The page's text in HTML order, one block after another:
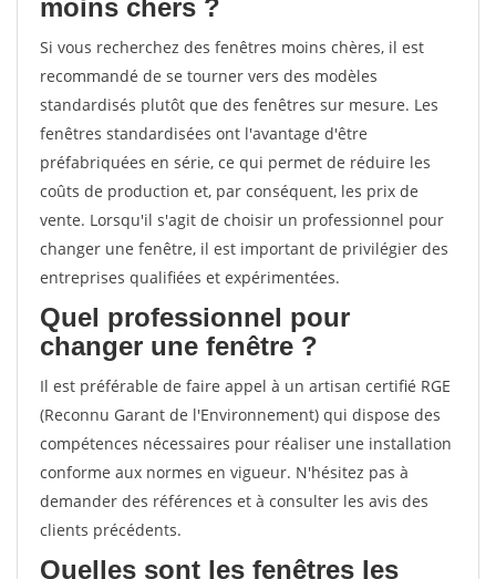
moins chers ?
Si vous recherchez des fenêtres moins chères, il est
recommandé de se tourner vers des modèles
standardisés plutôt que des fenêtres sur mesure. Les
fenêtres standardisées ont l'avantage d'être
préfabriquées en série, ce qui permet de réduire les
coûts de production et, par conséquent, les prix de
vente. Lorsqu'il s'agit de choisir un professionnel pour
changer une fenêtre, il est important de privilégier des
entreprises qualifiées et expérimentées.
Quel professionnel pour
changer une fenêtre ?
Il est préférable de faire appel à un artisan certifié RGE
(Reconnu Garant de l'Environnement) qui dispose des
compétences nécessaires pour réaliser une installation
conforme aux normes en vigueur. N'hésitez pas à
demander des références et à consulter les avis des
clients précédents.
Quelles sont les fenêtres les